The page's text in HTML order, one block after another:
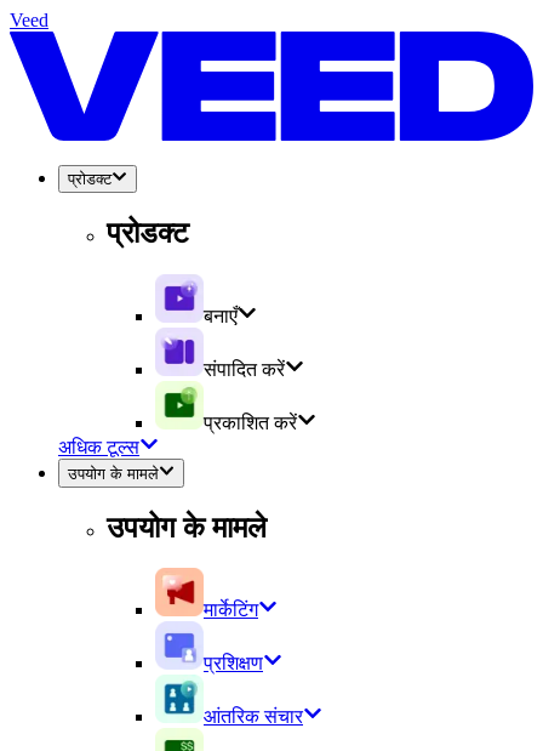
Veed
प्रोडक्ट
प्रोडक्ट
बनाएँ
संपादित करें
प्रकाशित करें
अधिक टूल्स
उपयोग के मामले
उपयोग के मामले
मार्केटिंग
प्रशिक्षण
आंतरिक संचार